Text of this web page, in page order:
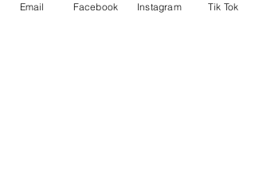
Email Facebook Instagram Tik Tok